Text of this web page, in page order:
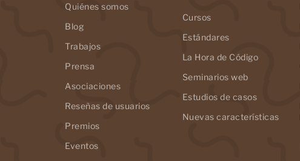
Quiénes somos
Blog
Trabajos
Prensa
Asociaciones
Reseñas de usuarios
Premios
Eventos
Cursos
Estándares
La Hora de Código
Seminarios web
Estudios de casos
Nuevas características